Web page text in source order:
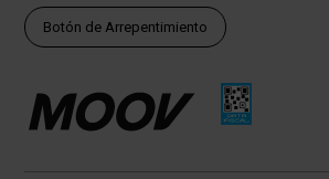
Botón de Arrepentimiento